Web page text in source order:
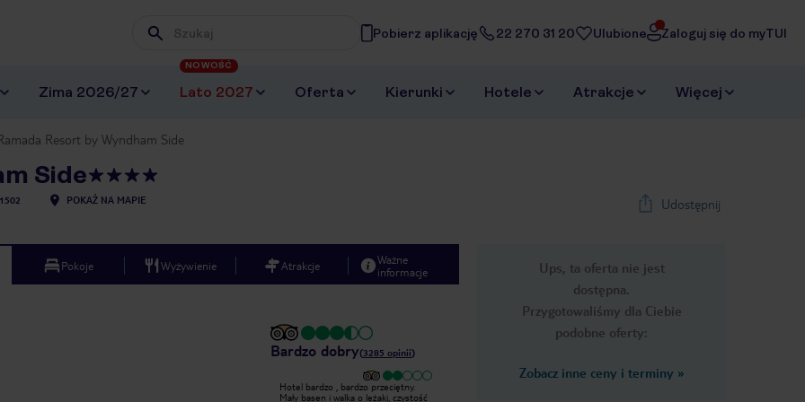
Wpisz frazę, której szukasz
Pobierz aplikację 22 270 31 20 Ulubione Zaloguj się do myTUI
Zima 2026/27 Lato 2027
NOWOŚĆ
Oferta Kierunki Hotele Atrakcje Więcej
Resort by Wyndham Side
Side
POKAŻ NA MAPIE Udostępnij
Ups, ta oferta nie jest
dostępna.
Przygotowaliśmy dla Ciebie
podobne oferty:
Zobacz inne ceny i terminy »
Pokoje Wyżywienie Atrakcje
Ważne
informacje
Bardzo dobry(3285 opinii)
Hotel bardzo , bardzo przeciętny.
Mały basen i walka o leżaki, czystość